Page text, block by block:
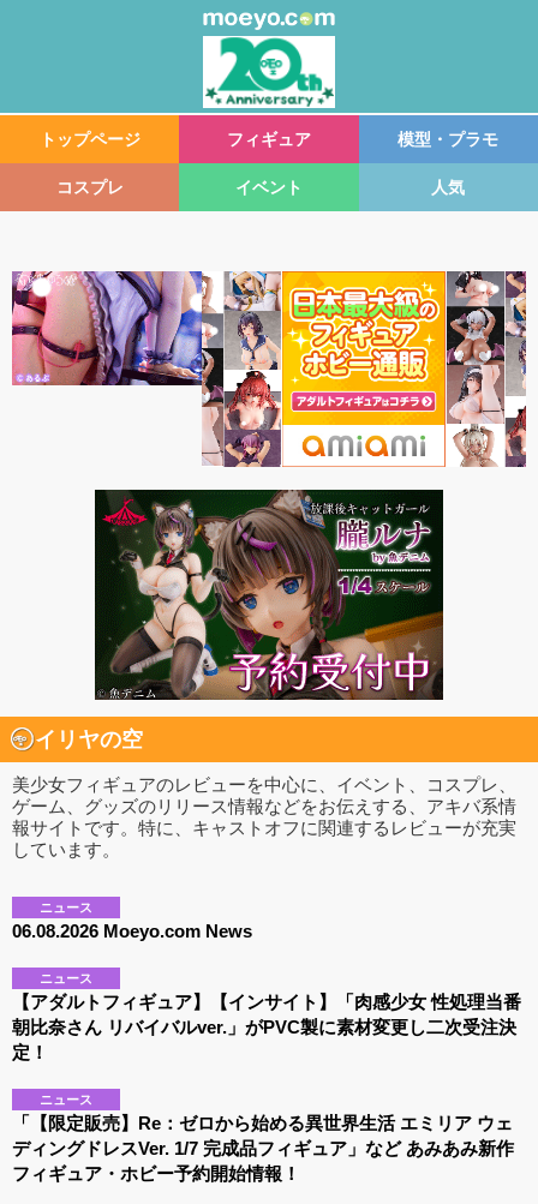
トップページ フィギュア 模型・プラモ
コスプレ イベント 人気
イリヤの空
美少女フィギュアのレビューを中心に、イベント、コスプレ、
ゲーム、グッズのリリース情報などをお伝えする、アキバ系情
報サイトです。特に、キャストオフに関連するレビューが充実
しています。
ニュース
06.08.2026 Moeyo.com News
ニュース
【アダルトフィギュア】【インサイト】「肉感少女 性処理当番
朝比奈さん リバイバルver.」がPVC製に素材変更し二次受注決
定！
ニュース
「【限定販売】Re：ゼロから始める異世界生活 エミリア ウェ
ディングドレスVer. 1/7 完成品フィギュア」など あみあみ新作
フィギュア・ホビー予約開始情報！